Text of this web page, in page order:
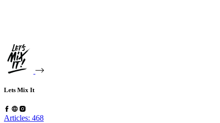
Lets Mix It
Articles: 468